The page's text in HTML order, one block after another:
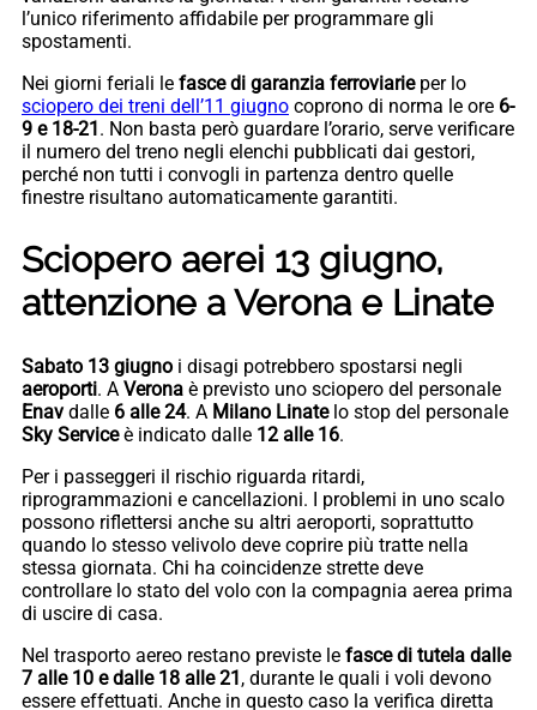
l’unico riferimento affidabile per programmare gli
spostamenti.
Nei giorni feriali le fasce di garanzia ferroviarie per lo
sciopero dei treni dell’11 giugno coprono di norma le ore 6-
9 e 18-21. Non basta però guardare l’orario, serve verificare
il numero del treno negli elenchi pubblicati dai gestori,
perché non tutti i convogli in partenza dentro quelle
finestre risultano automaticamente garantiti.
Sciopero aerei 13 giugno,
attenzione a Verona e Linate
Sabato 13 giugno i disagi potrebbero spostarsi negli
aeroporti. A Verona è previsto uno sciopero del personale
Enav dalle 6 alle 24. A Milano Linatelo stop del personale
Sky Serviceè indicato dalle 12 alle 16.
Per i passeggeri il rischio riguarda ritardi,
riprogrammazioni e cancellazioni. I problemi in uno scalo
possono riflettersi anche su altri aeroporti, soprattutto
quando lo stesso velivolo deve coprire più tratte nella
stessa giornata. Chi ha coincidenze strette deve
controllare lo stato del volo con la compagnia aerea prima
di uscire di casa.
Nel trasporto aereo restano previste le fasce di tutela dalle
7 alle 10 e dalle 18 alle 21, durante le quali i voli devono
essere effettuati. Anche in questo caso la verifica diretta